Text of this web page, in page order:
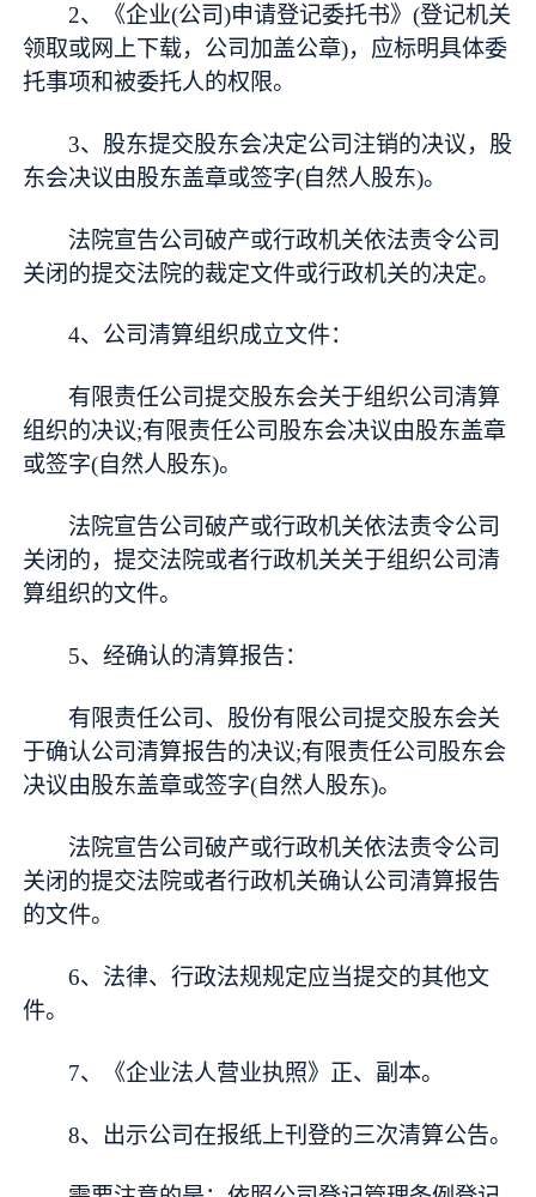
2、《企业(公司)申请登记委托书》(登记机关
领取或网上下载，公司加盖公章)，应标明具体委
托事项和被委托人的权限。
3、股东提交股东会决定公司注销的决议，股
东会决议由股东盖章或签字(自然人股东)。
法院宣告公司破产或行政机关依法责令公司
关闭的提交法院的裁定文件或行政机关的决定。
4、公司清算组织成立文件：
有限责任公司提交股东会关于组织公司清算
组织的决议;有限责任公司股东会决议由股东盖章
或签字(自然人股东)。
法院宣告公司破产或行政机关依法责令公司
关闭的，提交法院或者行政机关关于组织公司清
算组织的文件。
5、经确认的清算报告：
有限责任公司、股份有限公司提交股东会关
于确认公司清算报告的决议;有限责任公司股东会
决议由股东盖章或签字(自然人股东)。
法院宣告公司破产或行政机关依法责令公司
关闭的提交法院或者行政机关确认公司清算报告
的文件。
6、法律、行政法规规定应当提交的其他文
件。
7、《企业法人营业执照》正、副本。
8、出示公司在报纸上刊登的三次清算公告。